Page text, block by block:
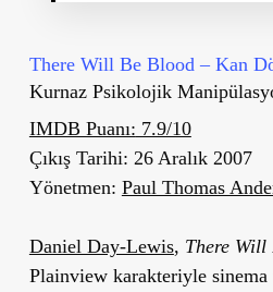
There Will Be Blood – Kan
Kurnaz Psikolojik
IMDB Puanı: 7.9/10
Çıkış Tarihi: 26 Aralık 2007
Yönetmen: Paul Thomas
Daniel Day-Lewis, There Will
Plainview karakteriyle